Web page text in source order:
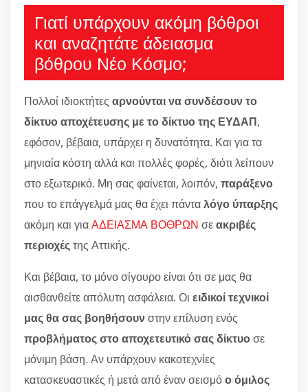
Γιατί υπάρχουν ακόμη βόθροι
και αναζητάτε άδειασμα
βόθρου Νέο Κόσμο;
Πολλοί ιδιοκτήτες αρνούνται να συνδέσουν το
δίκτυο αποχέτευσης με το δίκτυο της ΕΥΔΑΠ,
εφόσον, βέβαια, υπάρχει η δυνατότητα. Και για τα
μηνιαία κόστη αλλά και πολλές φορές, διότι λείπουν
στο εξωτερικό. Μη σας φαίνεται, λοιπόν, παράξενο
που το επάγγελμά μας θα έχει πάνταλόγο ύπαρξης
ακόμη και γιαΑΔΕΙΑΣΜΑ ΒΟΘΡΩΝ σεακριβές
περιοχέςτης Αττικής.
Και βέβαια, το μόνο σίγουρο είναι ότι σε μας θα
αισθανθείτε απόλυτη ασφάλεια. Οι ειδικοί τεχνικοί
μας θα σας βοηθήσουνστην επίλυση ενός
προβλήματος στο αποχετευτικό σας δίκτυοσε
μόνιμη βάση. Αν υπάρχουν κακοτεχνίες
κατασκευαστικές ή μετά από έναν σεισμόο όμιλος